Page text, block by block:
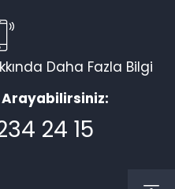
Daha Fazla Bilgi
Arayabilirsiniz:
24 15